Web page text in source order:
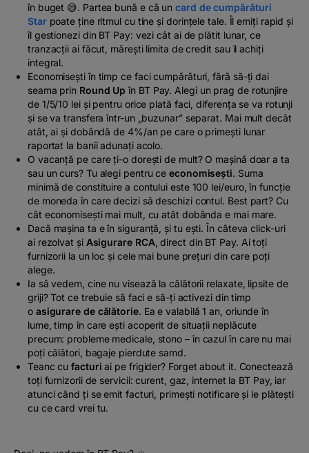
în buget 😅. Partea bună e că uncard de cumpărături
Star poate ține ritmul cu tine și dorințele tale. Îl emiți rapid și
îl gestionezi din BT Pay: vezi cât ai de plătit lunar, ce
tranzacții ai făcut, mărești limita de credit sau îl achiți
integral.
Economisești în timp ce faci cumpărături, fără să-ți dai
seama prin Round Up în BT Pay. Alegi un prag de rotunjire
de 1/5/10 lei și pentru orice plată faci, diferența se va rotunji
și se va transfera într-un „buzunar” separat. Mai mult decât
atât, ai și dobândă de 4%/an pe care o primești lunar
raportat la banii adunați acolo.
O vacanță pe care ți-o dorești de mult? O mașină doar a ta
sau un curs? Tu alegi pentru ceeconomisești. Suma
minimă de constituire a contului este 100 lei/euro, în funcție
de moneda în care decizi să deschizi contul. Best part? Cu
cât economisești mai mult, cu atât dobânda e mai mare.
Dacă mașina ta e în siguranță, și tu ești. În câteva click-uri
ai rezolvat și Asigurare RCA, direct din BT Pay. Ai toți
furnizorii la un loc și cele mai bune prețuri din care poți
alege.
Ia să vedem, cine nu visează la călătorii relaxate, lipsite de
griji? Tot ce trebuie să faci e să-ți activezi din timp
oasigurare de călătorie. Ea e valabilă 1 an, oriunde în
lume, timp în care ești acoperit de situații neplăcute
precum: probleme medicale, stono – în cazul în care nu mai
poți călători, bagaje pierdute samd.
Teanc cufacturiai pe frigider? Forget about it. Conectează
toți furnizorii de servicii: curent, gaz, internet la BT Pay, iar
atunci când ți se emit facturi, primești notificare și le plătești
cu ce card vrei tu.